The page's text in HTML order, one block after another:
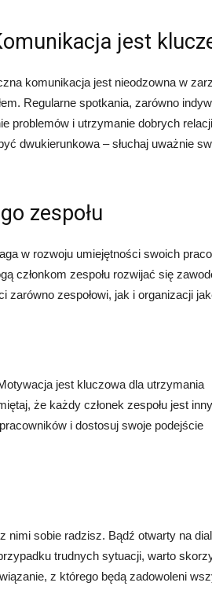
jest
komunikacja jest nieodzowna w
Regularne spotkania, zarówno
problemów i utrzymanie dobrych
dwukierunkowa – słuchaj uważnie
zespołu
w rozwoju umiejętności swoich
członkom zespołu rozwijać się
zespołowi, jak i organizacji
jest kluczowa dla utrzymania
że każdy członek zespołu jest
i dostosuj swoje podejście
nimi sobie radzisz. Bądź otwarty na
trudnych sytuacji, warto
z którego będą zadowoleni